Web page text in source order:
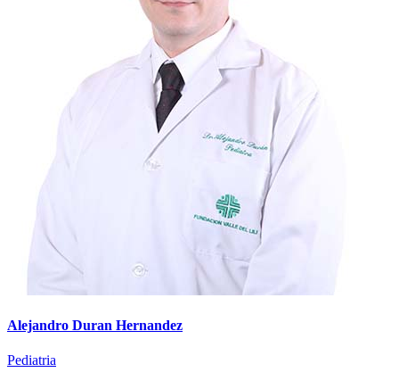
Alejandro Duran Hernandez
Pediatria